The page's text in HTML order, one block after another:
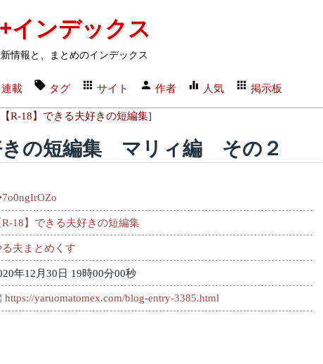
インデックス
情報と、まとめのインデックス
連載 タグ サイト 作者 人気 掲示板
【R-18】できる夫好きの短編集]
きの短編集 マリィ編 その２
R-18】できる夫好きの短編集
る夫まとめくす
年12月30日 19時00分00秒
https://yaruomatomex.com/blog-entry-3385.html